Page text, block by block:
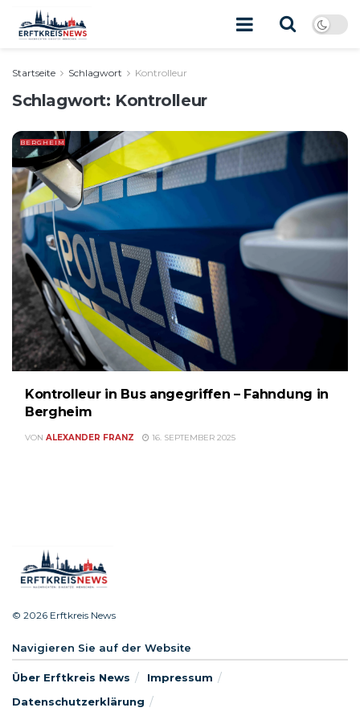
Startseite Schlagwort Kontrolleur
Schlagwort: Kontrolleur
BERGHEIM
Kontrolleur in Bus angegriffen – Fahndung in
Bergheim
VON ALEXANDER FRANZ 16. SEPTEMBER 2025
© 2026 Erftkreis News
Navigieren Sie auf der Website
Über Erftkreis News
Impressum
Datenschutzerklärung